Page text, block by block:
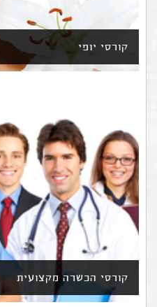
קורסי יופי
קורסי הכשרה מקצועית